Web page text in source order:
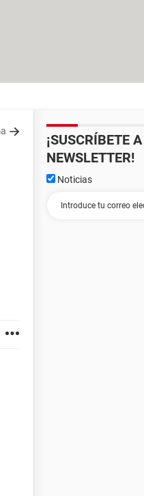
¡SUSCRÍBETE
NEWSLETTER!
Noticias